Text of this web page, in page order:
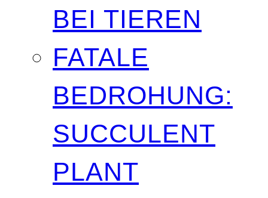
BEI TIEREN
FATALE
BEDROHUNG:
SUCCULENT
PLANT